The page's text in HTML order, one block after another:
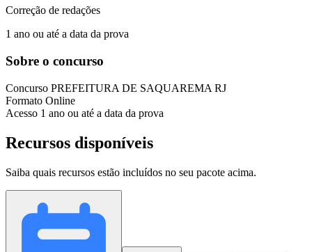
Correção de redações
1 ano ou até a data da prova
Sobre o concurso
Concurso PREFEITURA DE SAQUAREMA RJ
Formato Online
Acesso 1 ano ou até a data da prova
Recursos disponíveis
Saiba quais recursos estão incluídos no seu pacote acima.